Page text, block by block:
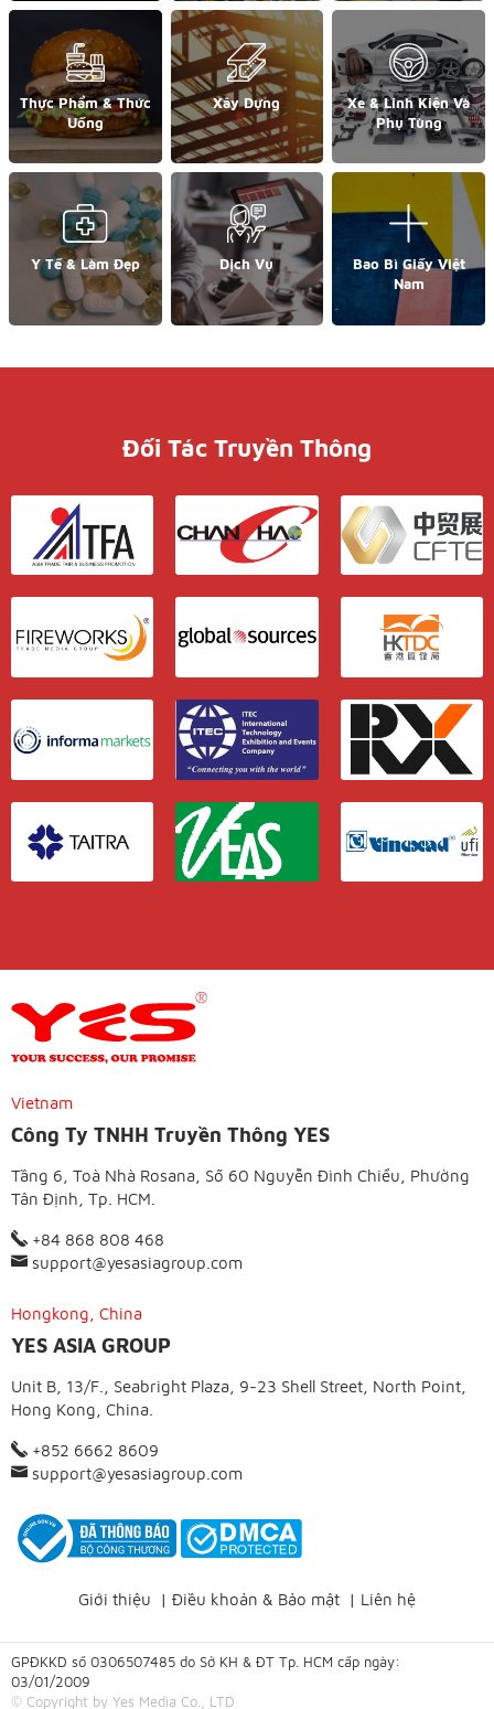
Thực Phẩm & Thức
Uống
Xây Dựng
Xe & Linh Kiện Và
Phụ Tùng
Y Tế & Làm Đẹp Dịch Vụ
Bao Bì Giấy Việt
Nam
Đối Tác Truyền Thông
Vietnam
Công Ty TNHH Truyền Thông YES
Tầng 6, Toà Nhà Rosana, Số 60 Nguyễn Đình Chiểu, Phường
Tân Định, Tp. HCM.
+84 868 808 468
support@yesasiagroup.com
Hongkong, China
YES ASIA GROUP
Unit B, 13/F., Seabright Plaza, 9-23 Shell Street, North Point,
Hong Kong, China.
+852 6662 8609
support@yesasiagroup.com
Giới thiệu | Điều khoản & Bảo mật | Liên hệ
GPĐKKD số 0306507485 do Sở KH & ĐT Tp. HCM cấp ngày:
03/01/2009
© Copyright by Yes Media Co., LTD